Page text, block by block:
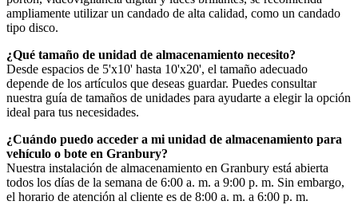
ampliamente utilizar un candado de alta calidad, como un candado
tipo disco.
¿Qué tamaño de unidad de almacenamiento necesito?
Desde espacios de 5'x10' hasta 10'x20', el tamaño adecuado
depende de los artículos que deseas guardar. Puedes consultar
nuestra guía de tamaños de unidades para ayudarte a elegir la opción
ideal para tus necesidades.
¿Cuándo puedo acceder a mi unidad de almacenamiento para
vehículo o bote en Granbury?
Nuestra instalación de almacenamiento en Granbury está abierta
todos los días de la semana de 6:00 a. m. a 9:00 p. m. Sin embargo,
el horario de atención al cliente es de 8:00 a. m. a 6:00 p. m.